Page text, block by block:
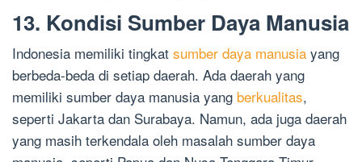
13. Kondisi Sumber Daya Manusia
Indonesia memiliki tingkat sumber daya manusia yang
berbeda-beda di setiap daerah. Ada daerah yang
memiliki sumber daya manusia yang berkualitas,
seperti Jakarta dan Surabaya. Namun, ada juga daerah
yang masih terkendala oleh masalah sumber daya